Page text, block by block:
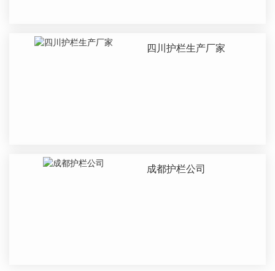
四川护栏生产厂家
成都护栏公司